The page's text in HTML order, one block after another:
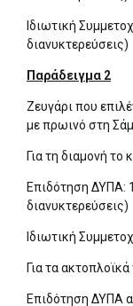
Ιδιωτική
διανυκτερεύσεις)
Παράδειγμα 2
Ζευγάρι που
με πρωινό στη
Για τη διαμονή το
Επιδότηση ΔΥΠΑ:
διανυκτερεύσεις)
Ιδιωτική
Για τα
Επιδότηση ΔΥΠΑ